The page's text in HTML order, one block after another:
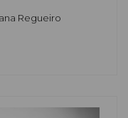
Regueiro